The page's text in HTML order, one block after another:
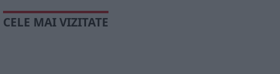
CELE MAI VIZITATE